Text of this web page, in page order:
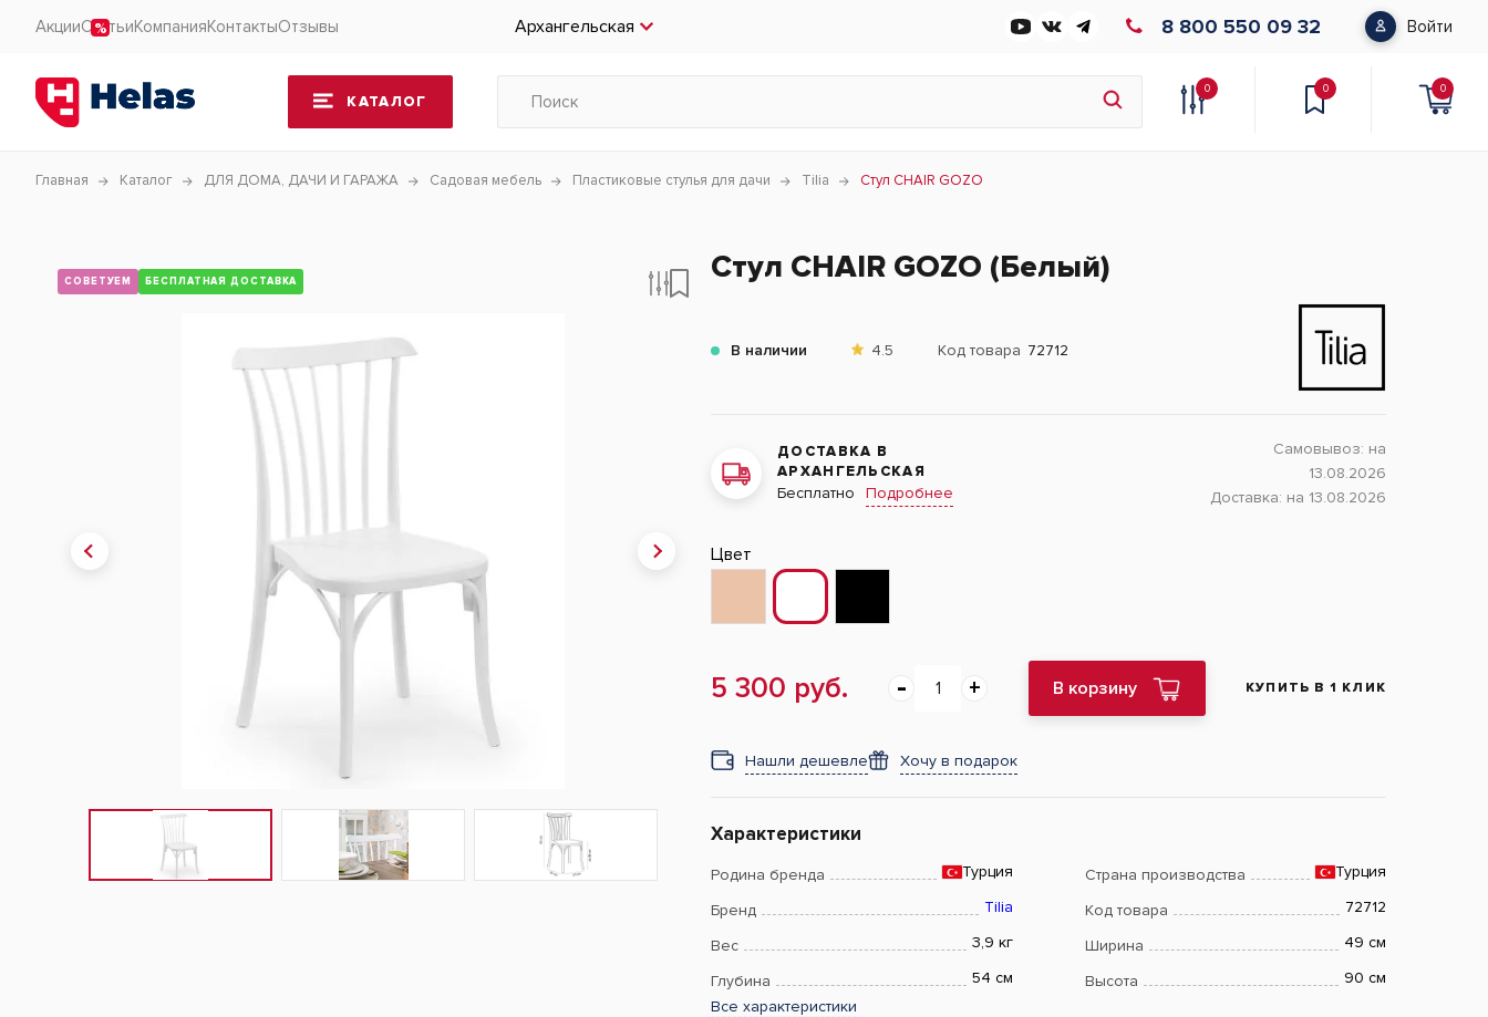
АкцииСтатьиКомпанияКонтактыОтзывы Архангельская 8 800 550 09 32 Войти
КАТАЛОГ
0 0 0
Главная Каталог ДЛЯ ДОМА, ДАЧИ И ГАРАЖА Садовая мебель Пластиковые стулья для дачи Tilia Стул CHAIR GOZO
СОВЕТУЕМ БЕСПЛАТНАЯ ДОСТАВКА Стул CHAIR GOZO (Белый)
В наличии 4.5 Код товара 72712
ДОСТАВКА В
АРХАНГЕЛЬСКАЯ
Бесплатно Подробнее
Самовывоз: на
13.08.2026
Доставка: на 13.08.2026
Цвет
5 300 руб. В корзину КУПИТЬ В 1 КЛИК
Нашли дешевле Хочу в подарок
Характеристики
Родина бренда Турция Страна производства Турция
Бренд Tilia Код товара 72712
Вес 3,9 кг Ширина 49 см
Глубина 54 см Высота
90 см
Все характеристики